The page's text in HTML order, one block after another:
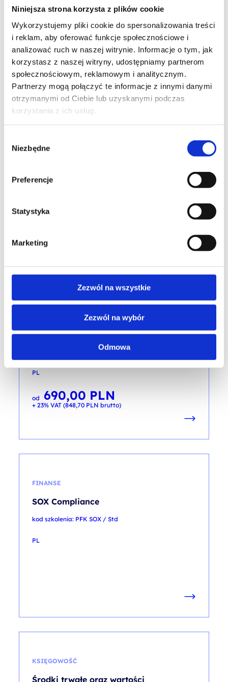
Niniejsza strona korzysta z plików cookie
Wykorzystujemy pliki cookie do spersonalizowania treści
i reklam, aby oferować funkcje społecznościowe i
analizować ruch w naszej witrynie. Informacje o tym, jak
korzystasz z naszej witryny, udostępniamy partnerom
społecznościowym, reklamowym i analitycznym.
Partnerzy mogą połączyć te informacje z innymi danymi
otrzymanymi od Ciebie lub uzyskanymi podczas
korzystania z ich usług.
zgody
Niezbędne
Preferencje
Statystyka
Marketing
Zezwól na wszystkie
Zezwól na wybór
Odmowa
PL
od 89,00PLN
Pierwotna
cena
wynosiła:
89,00 PLN.
50,00PLN
Aktualna
cena
wynosi:
50,00 PLN.
+ 23% VAT (61,50PLN brutto)
Poprzednia najniższa cena: 50,00 PLN
NOWOŚĆ
PRAWO
RODO w Twojej firmie: ochrona danych
osobowych (paczka SCORM)
od 7 995,00
PRAWO
Skuteczne pozyskiwanie funduszy i
grantów – od pomysłu do aplikacji
kod szkolenia: HR-FUND / DL-PL
PL
od 690,00 PLN
+ 23% VAT (848,70 PLN brutto)
FINANSE
SOX Compliance
kod szkolenia: PFK SOX / Std
PL
KSIĘGOWOŚĆ
Środki trwałe oraz wartości